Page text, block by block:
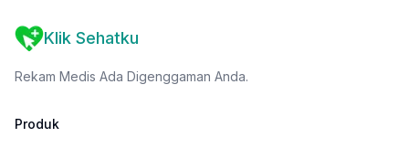
Klik Sehatku
Rekam Medis Ada Digenggaman Anda.
Produk